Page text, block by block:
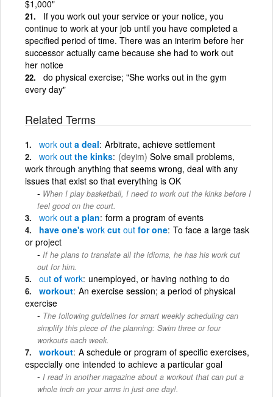
$1,000"
If you work out your service or your notice, you
continue to work at your job until you have completed a
specified period of time. There was an interim before her
successor actually came because she had to work out
her notice
do physical exercise; "She works out in the gym
every day"
Related Terms
work out a deal Arbitrate, achieve settlement
work out the kinks (deyim) Solve small problems,
work through anything that seems wrong, deal with any
issues that exist so that everything is OK
When I play basketball, I need to work out the kinks before I
feel good on the court.
work out a plan form a program of events
have one's work cut out for one To face a large task
or project
If he plans to translate all the idioms, he has his work cut
out for him.
out of work unemployed, or having nothing to do
workout An exercise session; a period of physical
exercise
The following guidelines for smart weekly scheduling can
simplify this piece of the planning: Swim three or four
workouts each week.
workout A schedule or program of specific exercises,
especially one intended to achieve a particular goal
I read in another magazine about a workout that can put a
whole inch on your arms in just one day!.